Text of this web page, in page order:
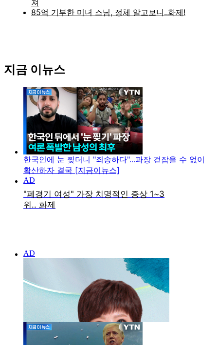
지금 이뉴스
한국인에 눈 찢더니 "죄송하다"...파장 걷잡을 수 없이
확산하자 결국 [지금이뉴스]